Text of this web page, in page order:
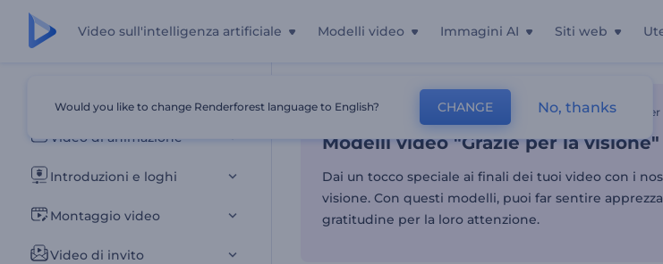
Video sull'intelligenza artificiale Modelli video Immagini AI Siti web
Tutti i modelli
Video di animazione
Introduzioni e loghi
Montaggio video
Video di invito
Modelli video "Grazie per
Casa Modelli Modelli Di Annunci Video Video "Grazie Per
Modelli video "Grazie per la visione"
Dai un tocco speciale ai finali dei tuoi video con i
visione. Con questi modelli, puoi far sentire
gratitudine per la loro attenzione.
Would you like to change Renderforest language to English? CHANGE No, thanks